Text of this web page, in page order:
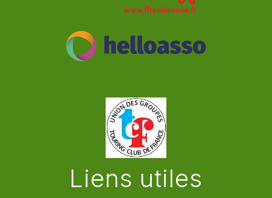
Liens utiles